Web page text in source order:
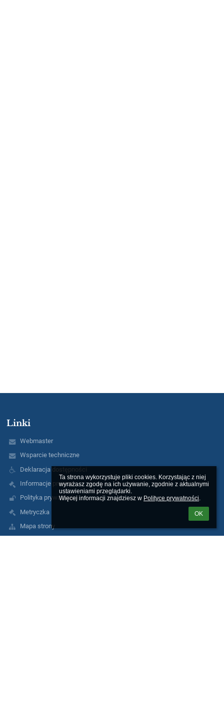
Ta strona wykorzystuje pliki cookies. Korzystając z niej
wyrażasz zgodę na ich używanie, zgodnie z aktualnymi
ustawieniami przeglądarki.
Więcej informacji znajdziesz w Polityce prywatności.
OK
Linki
Webmaster
Wsparcie techniczne
Deklaracja dostępności
Informacje prawne
Polityka prywatności
Metryczka
Mapa strony